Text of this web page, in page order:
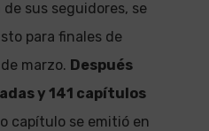
sus seguidores, se
para finales de
marzo. Después
y 141 capítulos
capítulo se emitió en